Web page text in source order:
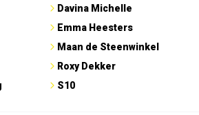
Davina Michelle
Emma Heesters
Maan de Steenwinkel
Roxy Dekker
S10